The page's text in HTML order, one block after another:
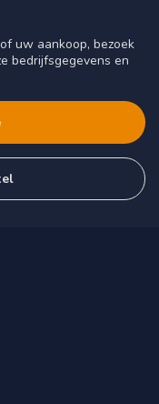
uw aankoop, bezoek
bedrijfsgegevens en